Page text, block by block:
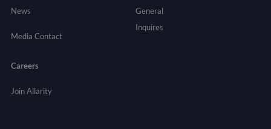
News
Media Contact
General
Inquires
Careers
Join Allarity